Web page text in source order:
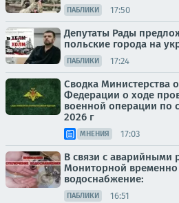
ПАБЛИКИ 17:50
Депутаты Рады
польские города на
ПАБЛИКИ 17:24
Сводка Министерства
Федерации о ходе
военной операции по
2026 г
МНЕНИЯ 17:03
В связи с аварийными
Мониторной
водоснабжение:
ПАБЛИКИ 16:51